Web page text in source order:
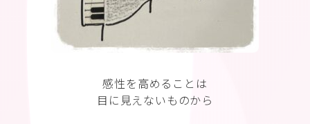
感性を高めることは
目に見えないものから